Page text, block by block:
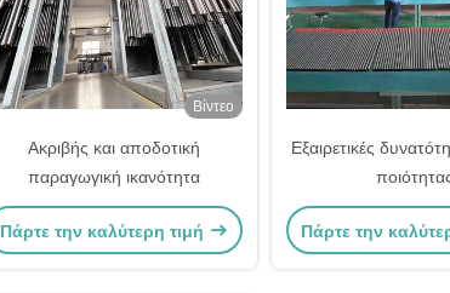
Βίντεο
Ακριβής και αποδοτική
παραγωγική ικανότητα
Πάρτε την καλύτερη τιμή
Εξαιρετικές
Πάρτε την